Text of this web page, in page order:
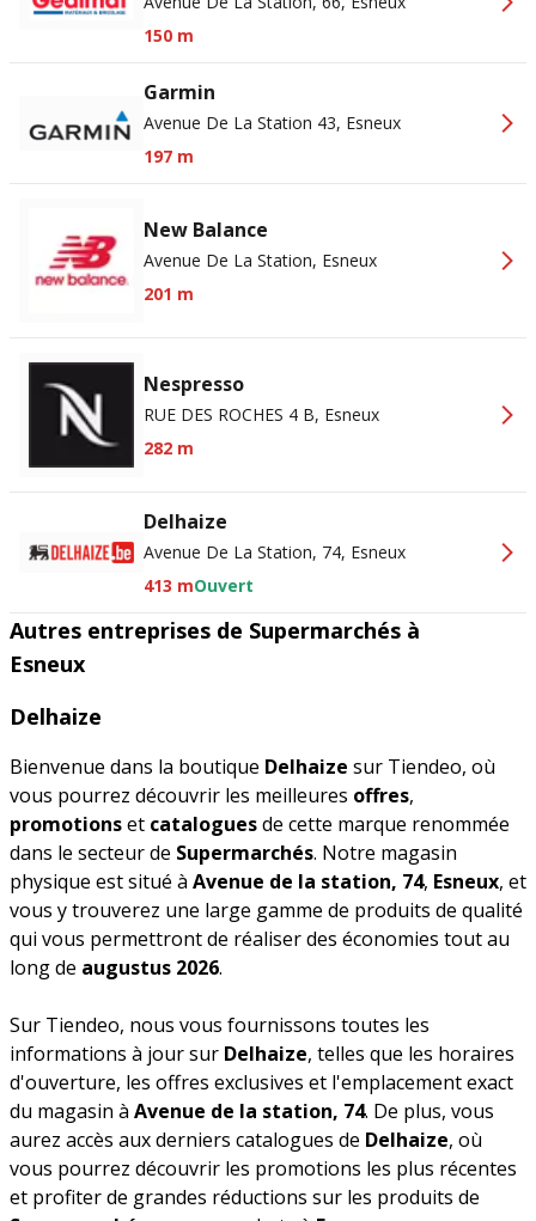
150 m
Garmin
Avenue De La Station 43, Esneux
197 m
New Balance
Avenue De La Station, Esneux
201 m
Nespresso
RUE DES ROCHES 4 B, Esneux
282 m
Delhaize
Avenue De La Station, 74, Esneux
413 mOuvert
Autres entreprises de Supermarchés à
Esneux
Delhaize
Bienvenue dans la boutique Delhaize sur Tiendeo, où
vous pourrez découvrir les meilleures offres,
promotionset cataloguesde cette marque renommée
dans le secteur de Supermarchés. Notre magasin
physique est situé à Avenue de la station, 74, Esneux, et
vous y trouverez une large gamme de produits de qualité
qui vous permettront de réaliser des économies tout au
long de augustus 2026.
Sur Tiendeo, nous vous fournissons toutes les
informations à jour sur Delhaize, telles que les horaires
d'ouverture, les offres exclusives et l'emplacement exact
du magasin à Avenue de la station, 74. De plus, vous
aurez accès aux derniers catalogues de Delhaize, où
vous pourrez découvrir les promotions les plus récentes
et profiter de grandes réductions sur les produits de